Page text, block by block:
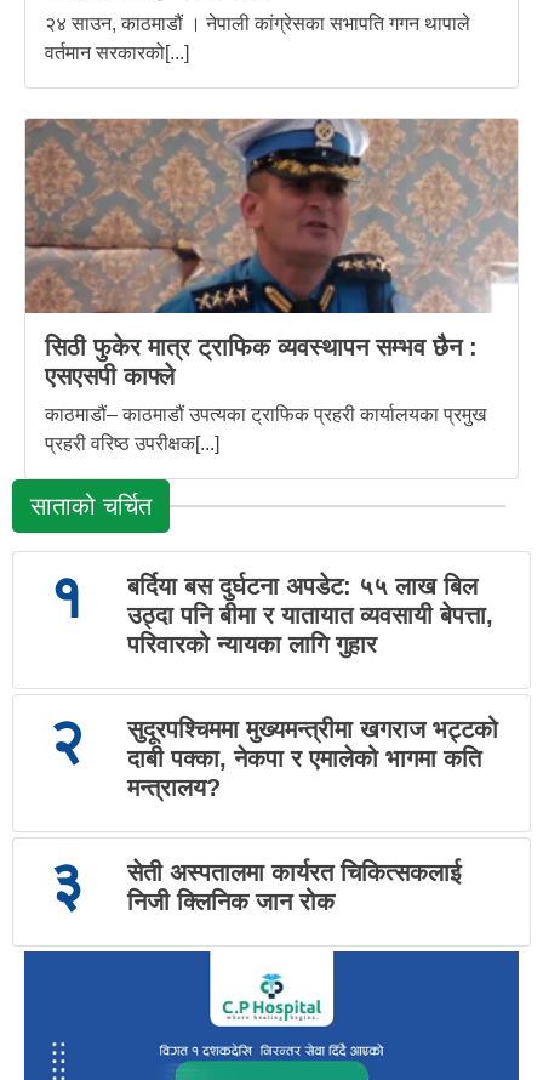
२४ साउन, काठमाडौं । नेपाली कांग्रेसका सभापति गगन थापाले
वर्तमान सरकारको[...]
सिठी फुकेर मात्र ट्राफिक व्यवस्थापन सम्भव छैन :
एसएसपी काफ्ले
काठमाडौं– काठमाडौं उपत्यका ट्राफिक प्रहरी कार्यालयका प्रमुख
प्रहरी वरिष्ठ उपरीक्षक[...]
साताको चर्चित
१
बर्दिया बस दुर्घटना अपडेट: ५५ लाख बिल
उठ्दा पनि बीमा र यातायात व्यवसायी बेपत्ता,
परिवारको न्यायका लागि गुहार
२
सुदूरपश्चिममा मुख्यमन्त्रीमा खगराज भट्टको
दाबी पक्का, नेकपा र एमालेको भागमा कति
मन्त्रालय?
३
सेती अस्पतालमा कार्यरत चिकित्सकलाई
निजी क्लिनिक जान रोक